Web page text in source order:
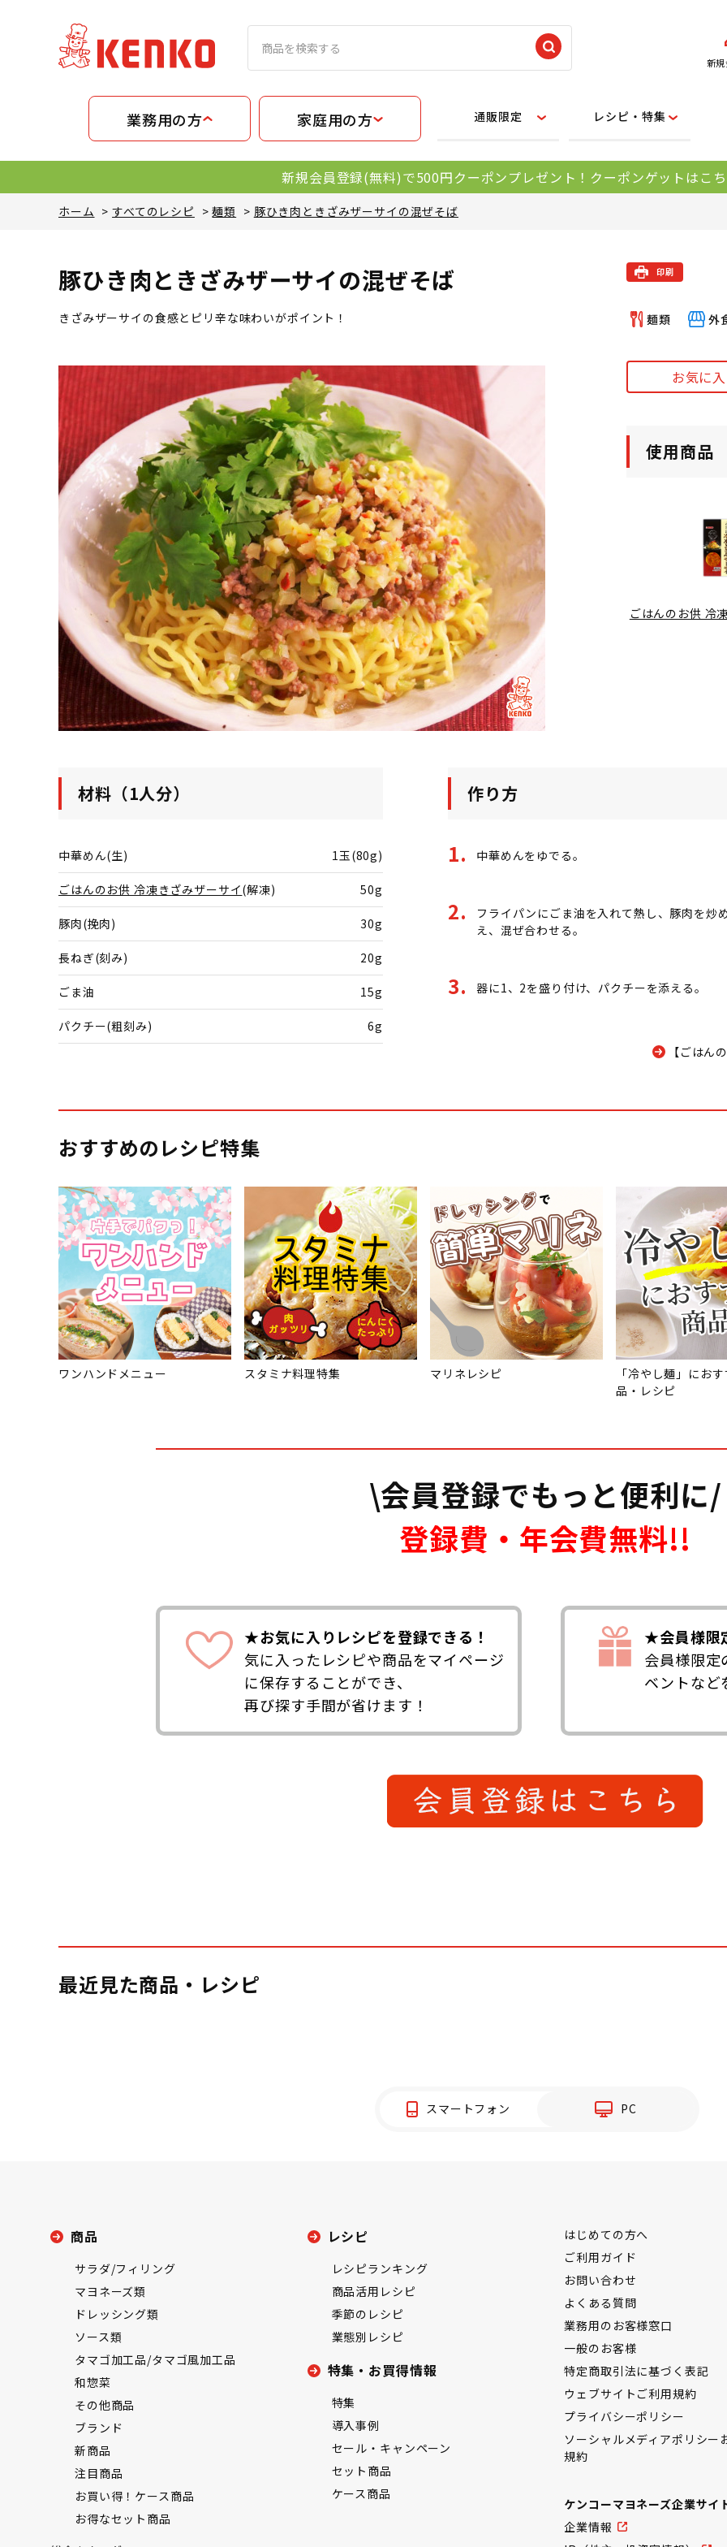
新
業務用の方 家庭用の方 通販限定 レシピ・特集
新規会員登録(無料)で500円クーポンプレゼント！クーポンゲットはこ
ホーム >すべてのレシピ >麺類 > 豚ひき肉ときざみザーサイの混ぜそば
豚ひき肉ときざみザーサイの混ぜそば
きざみザーサイの食感とピリ辛な味わいがポイント！
お気に
使用商品
ごはんのお供 冷
材料（1人分）
中華めん(生) 1玉(80g)
ごはんのお供 冷凍きざみザーサイ(解凍) 50g
豚肉(挽肉) 30g
長ねぎ(刻み) 20g
ごま油 15g
パクチー(粗刻み) 6g
作り方
中華めんをゆでる。
フライパンにごま油を入れて熱し、豚肉を炒
え、混ぜ合わせる。
器に1、2を盛り付け、パクチーを添える。
【ごはん
おすすめのレシピ特集
ワンハンドメニュー スタミナ料理特集 マリネレシピ
「冷やし麺」にお
品・レシピ
\会員登録でもっと便利に/
登録費・年会費無料!!
★お気に入りレシピを登録できる！
気に入ったレシピや商品をマイページ
に保存することができ、
再び探す手間が省けます！
★会員様限
会員様限定
ベントなど
最近見た商品・レシピ
スマートフォン PC
商品
サラダ/フィリング
マヨネーズ類
ドレッシング類
ソース類
タマゴ加工品/タマゴ風加工品
和惣菜
その他商品
ブランド
新商品
注目商品
お買い得！ケース商品
お得なセット商品
レシピ
レシピランキング
商品活用レシピ
季節のレシピ
業態別レシピ
特集・お買得情報
特集
導入事例
セール・キャンペーン
セット商品
ケース商品
はじめての方へ
ご利用ガイド
お問い合わせ
よくある質問
業務用のお客様窓口
一般のお客様
特定商取引法に基づく表記
ウェブサイトご利用規約
プライバシーポリシー
ソーシャルメディアポリシー
規約
ケンコーマヨネーズ企業サイ
企業情報